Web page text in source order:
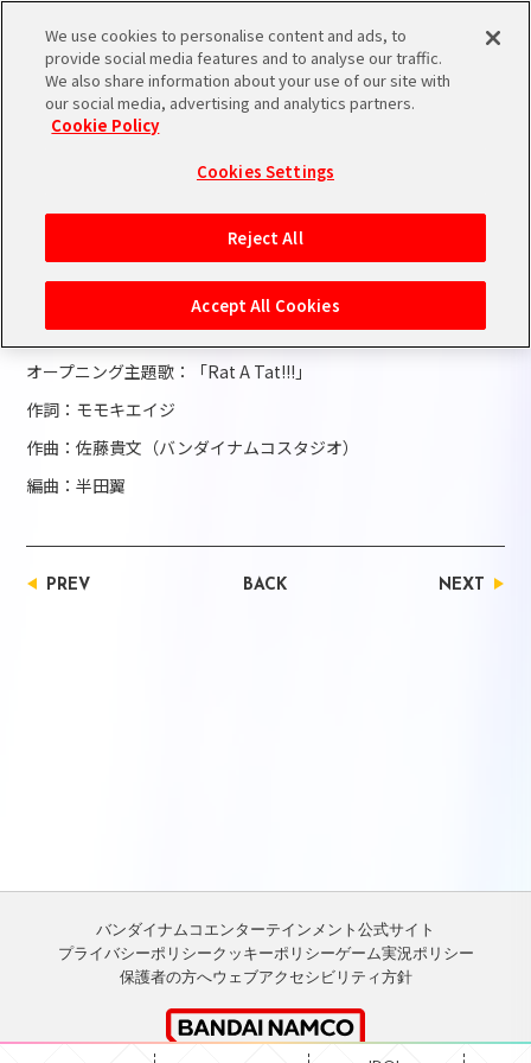
2023.06.01 INFO
アニメオープニング主題歌
「Rat A Tat!!!」
ミリアニのオープニング主題歌情報を発表しました！
▼オープニング主題歌情報
オープニング主題歌：「Rat A Tat!!!」
作詞：モモキエイジ
作曲：佐藤貴文（バンダイナムコスタジオ）
編曲：半田翼
PREV BACK NEXT
バンダイナムコエンターテインメント公式サイト
プライバシーポリシークッキーポリシーゲーム実況ポリシー
保護者の方へウェブアクセシビリティ方針
We use cookies to personalise content and ads, to
provide social media features and to analyse our traffic.
We also share information about your use of our site with
our social media, advertising and analytics partners.
Cookie Policy
Cookies Settings
Reject All
Accept All Cookies